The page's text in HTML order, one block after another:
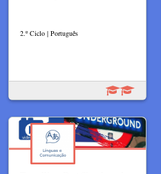
2.º Ciclo | Português